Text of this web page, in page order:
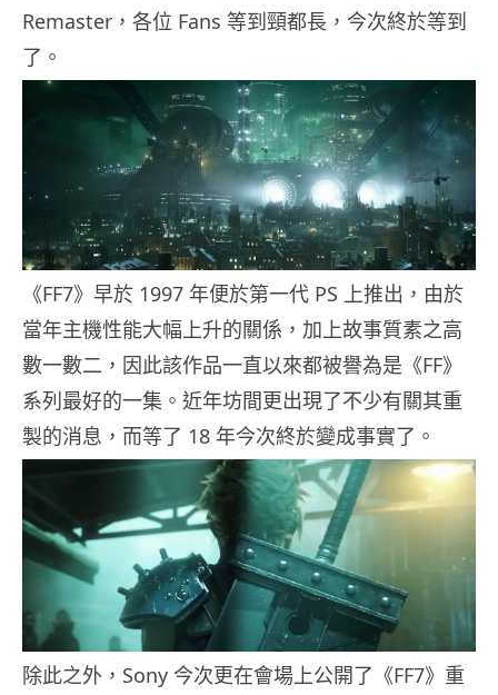
Remaster，各位 Fans 等到頸都長，今次終於等到
了。
《FF7》早於 1997 年便於第一代 PS 上推出，由於
當年主機性能大幅上升的關係，加上故事質素之高
數一數二，因此該作品一直以來都被譽為是《FF》
系列最好的一集。近年坊間更出現了不少有關其重
製的消息，而等了 18 年今次終於變成事實了。
除此之外，Sony 今次更在會場上公開了《FF7》重